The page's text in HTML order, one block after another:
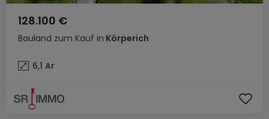
Bauland zum Kauf in Körperich
128.100 €
6,1 Ar